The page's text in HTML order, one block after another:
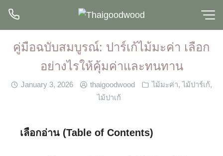
Skip
คู่มือฉบับสมบูรณ์: ปาร์เก้ไม้มะค่า เลือก
อย่างไรให้คุ้มค่าและทนทาน
January 3, 2026 thaigoodwood ไม้มะค่า, ไม้ปาร์เก้,
ไม้ปาเก้
เลือกอ่าน (Table of Contents)